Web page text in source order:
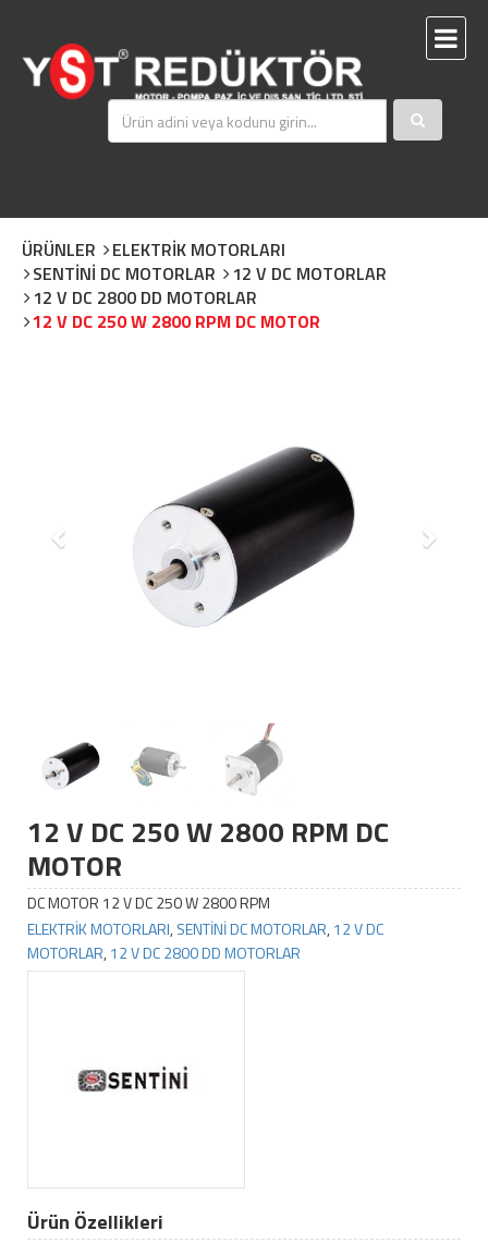
ÜRÜNLER
ELEKTRİK MOTORLARI
SENTİNİ DC MOTORLAR
12 V DC MOTORLAR
12 V DC 2800 DD MOTORLAR
12 V DC 250 W 2800 RPM DC MOTOR
12 V DC 250 W 2800 RPM DC
MOTOR
DC MOTOR 12 V DC 250 W 2800 RPM
ELEKTRİK MOTORLARI,SENTİNİ DC MOTORLAR,12 V DC
MOTORLAR,12 V DC 2800 DD MOTORLAR
Ürün Özellikleri